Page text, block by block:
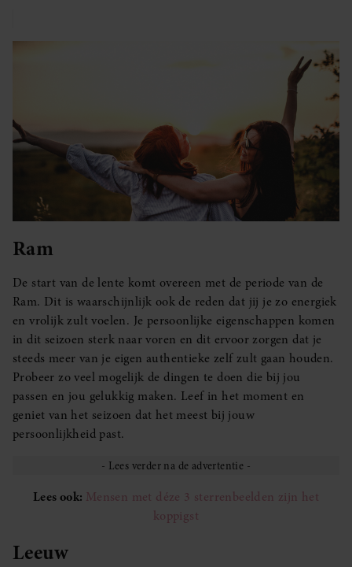
Ram
De start van de lente komt overeen met de periode van de
Ram. Dit is waarschijnlijk ook de reden dat jij je zo energiek
en vrolijk zult voelen. Je persoonlijke eigenschappen komen
in dit seizoen sterk naar voren en dit ervoor zorgen dat je
steeds meer van je eigen authentieke zelf zult gaan houden.
Probeer zo veel mogelijk de dingen te doen die bij jou
passen en jou gelukkig maken. Leef in het moment en
geniet van het seizoen dat het meest bij jouw
persoonlijkheid past.
Lees ook: Mensen met déze 3 sterrenbeelden zijn het
koppigst
Leeuw